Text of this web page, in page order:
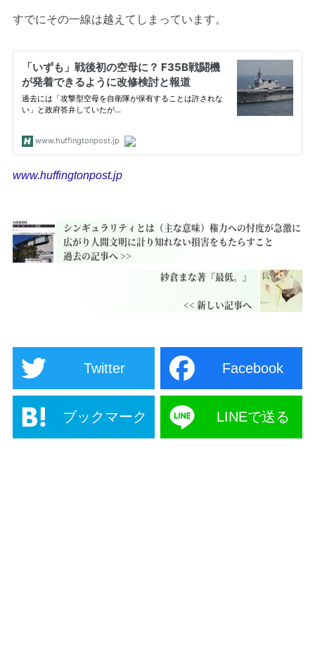
すでにその一線は越えてしまっています。
www.huffingtonpost.jp
シンギュラリティとは（主な意味）権力への忖度が急激に
広がり人間文明に計り知れない損害をもたらすこと
紗倉まな著『最低。』
Twitter Facebook
ブックマーク LINEで送る